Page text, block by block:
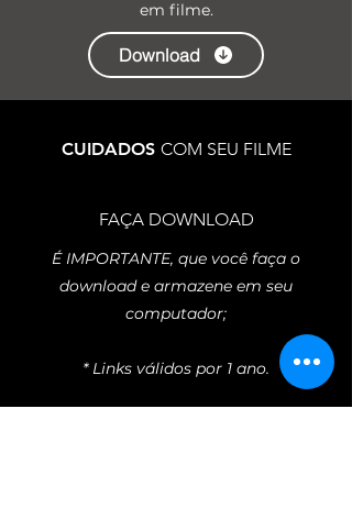
em filme.
Download
CUIDADOS COM SEU FILME
FAÇA DOWNLOAD
É IMPORTANTE, que você faça o
download e armazene em seu
computador;
* Links válidos por 1 ano.